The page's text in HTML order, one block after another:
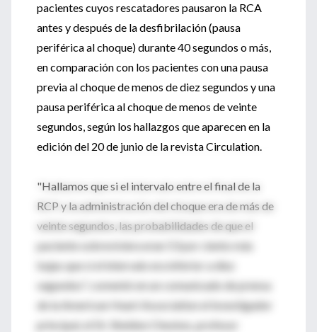
pacientes cuyos rescatadores pausaron la RCA
antes y después de la desfibrilación (pausa
periférica al choque) durante 40 segundos o más,
en comparación con los pacientes con una pausa
previa al choque de menos de diez segundos y una
pausa periférica al choque de menos de veinte
segundos, según los hallazgos que aparecen en la
edición del 20 de junio de la revista Circulation.
"Hallamos que si el intervalo entre el final de la
RCP y la administración del choque era de más de
veinte segundos, las probabilidades de que el
paciente sobreviviera eran 53 por ciento más
bajas que si el intervalo era inferior a diez
segundos", comentó en un comunicado de prensa
de la American Heart Association el investigador
principal, el Dr. Sheldon Cheskes, profesor